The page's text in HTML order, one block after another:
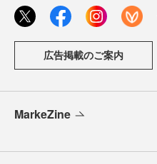
広告掲載のご案内
MarkeZine